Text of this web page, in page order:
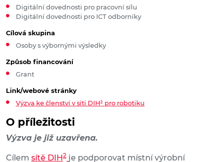
O příležitosti
Výzva je již uzavřena.
Cílem sítě DIH 2 je podporovat místní výrobní
Digitální dovednosti pro pracovní sílu
Digitální dovednosti pro ICT odborníky
Cílová skupina
Osoby s výbornými výsledky
Způsob financování
Grant
Link/webové stránky
Výzva ke členství v síti DIH² pro robotiku